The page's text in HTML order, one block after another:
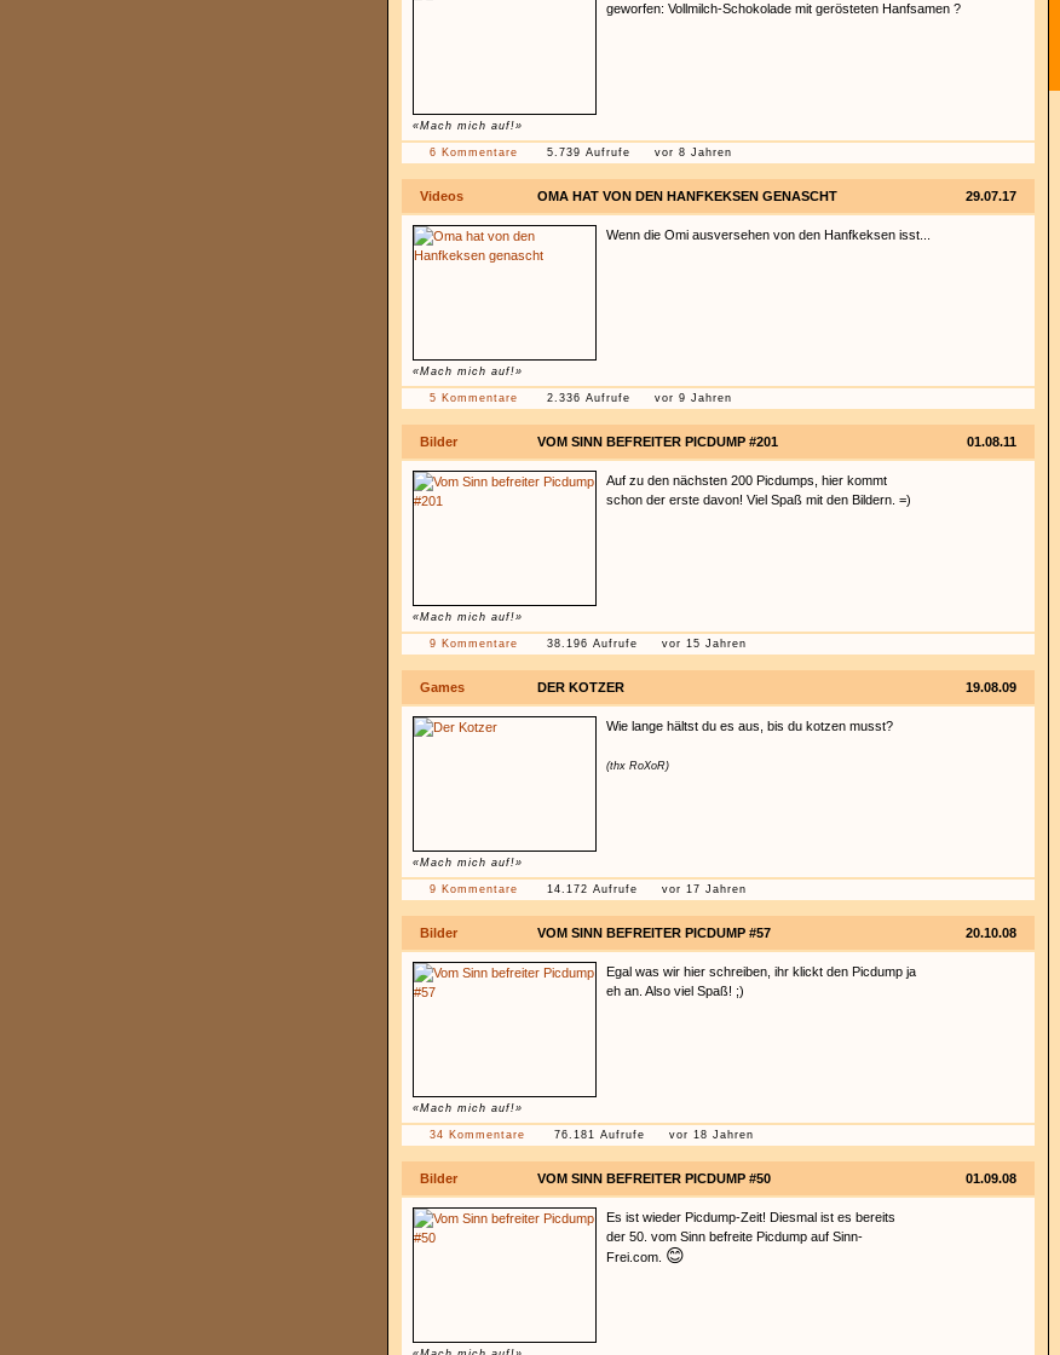
«Mach mich auf!»
geworfen: Vollmilch-Schokolade mit gerösteten Hanfsamen ?
6 Kommentare 5.739 Aufrufe vor 8 Jahren
Videos 29.07.17
OMA HAT VON DEN HANFKEKSEN GENASCHT
«Mach mich auf!»
Wenn die Omi ausversehen von den Hanfkeksen isst...
5 Kommentare 2.336 Aufrufe vor 9 Jahren
Bilder 01.08.11
VOM SINN BEFREITER PICDUMP #201
«Mach mich auf!»
Auf zu den nächsten 200 Picdumps, hier kommt
schon der erste davon! Viel Spaß mit den Bildern. =)
9 Kommentare 38.196 Aufrufe vor 15 Jahren
Games 19.08.09
DER KOTZER
«Mach mich auf!»
Wie lange hältst du es aus, bis du kotzen musst?
(thx RoXoR)
9 Kommentare 14.172 Aufrufe vor 17 Jahren
Bilder 20.10.08
VOM SINN BEFREITER PICDUMP #57
«Mach mich auf!»
Egal was wir hier schreiben, ihr klickt den Picdump ja
eh an. Also viel Spaß! ;)
34 Kommentare 76.181 Aufrufe vor 18 Jahren
Bilder 01.09.08
VOM SINN BEFREITER PICDUMP #50
Es ist wieder Picdump-Zeit! Diesmal ist es bereits
der 50. vom Sinn befreite Picdump auf Sinn-
Frei.com. 😊